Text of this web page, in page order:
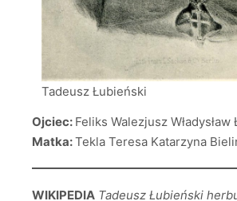
Tadeusz Łubieński
Ojciec: Feliks Walezjusz Władysław
Matka:Tekla Teresa Katarzyna
WIKIPEDIA Tadeusz Łubieński